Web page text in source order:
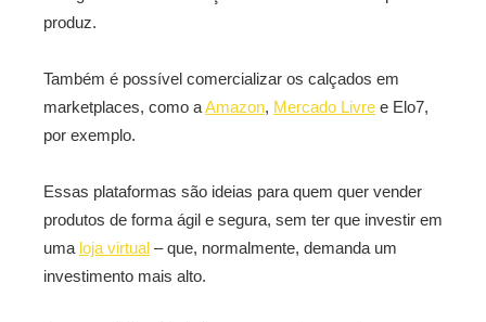
produz.
Também é possível comercializar os calçados em
marketplaces, como aAmazon, Mercado Livre e Elo7,
por exemplo.
Essas plataformas são ideias para quem quer vender
produtos de forma ágil e segura, sem ter que investir em
uma loja virtual – que, normalmente, demanda um
investimento mais alto.